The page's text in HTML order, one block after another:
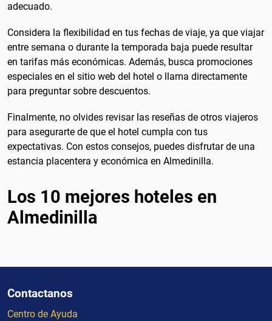
adecuado.
Considera la flexibilidad en tus fechas de viaje, ya que viajar
entre semana o durante la temporada baja puede resultar
en tarifas más económicas. Además, busca promociones
especiales en el sitio web del hotel o llama directamente
para preguntar sobre descuentos.
Finalmente, no olvides revisar las reseñas de otros viajeros
para asegurarte de que el hotel cumpla con tus
expectativas. Con estos consejos, puedes disfrutar de una
estancia placentera y económica en Almedinilla.
Los 10 mejores hoteles en
Almedinilla
Contactanos
Centro de Ayuda